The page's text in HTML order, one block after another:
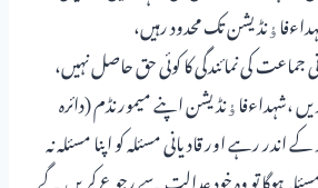
تک محدود رہیں،
جماعت کی نمائندگی کا کوئی حق حاصل نہیں،
کریں ،شہداءفاﺅنڈیشن اپنے میمورنڈم (دائرہ
رہے اور قادیانی مسئلہ کو اپنا مسئلہ نہ
مسئلہ ہوگا تو وہ خود عدالت سے رجوع کریں گے